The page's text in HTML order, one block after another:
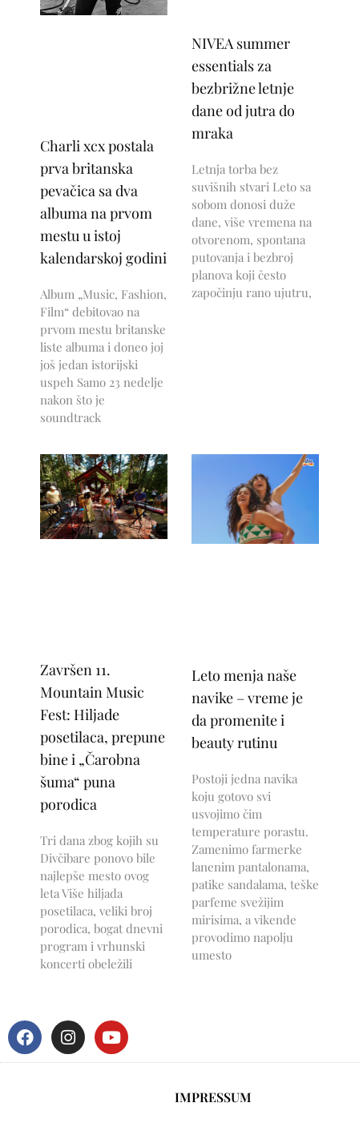
Charli xcx postala
prva britanska
pevačica sa dva
albuma na prvom
mestu u istoj
kalendarskoj godini
Album „Music, Fashion,
Film“ debitovao na
prvom mestu britanske
liste albuma i doneo joj
još jedan istorijski
uspeh Samo 23 nedelje
nakon što je
soundtrack
NIVEA summer
essentials za
bezbrižne letnje
dane od jutra do
mraka
Letnja torba bez
suvišnih stvari Leto sa
sobom donosi duže
dane, više vremena na
otvorenom, spontana
putovanja i bezbroj
planova koji često
započinju rano ujutru,
Završen 11.
Mountain Music
Fest: Hiljade
posetilaca, prepune
bine i „Čarobna
šuma“ puna
porodica
Tri dana zbog kojih su
Divčibare ponovo bile
najlepše mesto ovog
leta Više hiljada
posetilaca, veliki broj
porodica, bogat dnevni
program i vrhunski
koncerti obeležili
Leto menja naše
navike – vreme je
da promenite i
beauty rutinu
Postoji jedna navika
koju gotovo svi
usvojimo čim
temperature porastu.
Zamenimo farmerke
lanenim pantalonama,
patike sandalama, teške
parfeme svežijim
mirisima, a vikende
provodimo napolju
umesto
IMPRESSUM